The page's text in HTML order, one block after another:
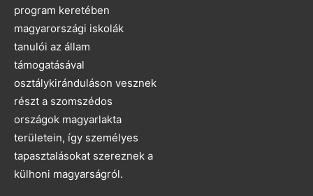
program keretében
magyarországi iskolák
tanulói az állam
támogatásával
osztálykiránduláson vesznek
részt a szomszédos
országok magyarlakta
területein, így személyes
tapasztalásokat szereznek a
külhoni magyarságról.